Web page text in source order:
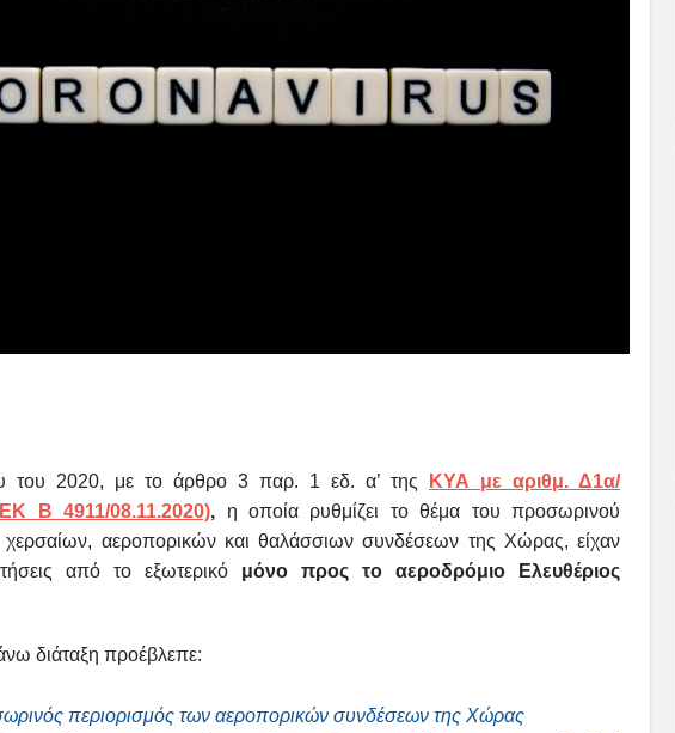
του 2020, με το άρθρο 3 παρ. 1 εδ. α’ της
ΚΥΑ με αριθμ. Δ1α/
B 4911/08.11.2020),
η οποία ρυθμίζει το θέμα του προσωρινού
χερσαίων, αεροπορικών και θαλάσσιων συνδέσεων της Χώρας, είχαν
από το εξωτερικό
μόνο προς το αεροδρόμιο Ελευθέριος
διάταξη προέβλεπε:
περιορισμός των αεροπορικών συνδέσεων της Χώρας